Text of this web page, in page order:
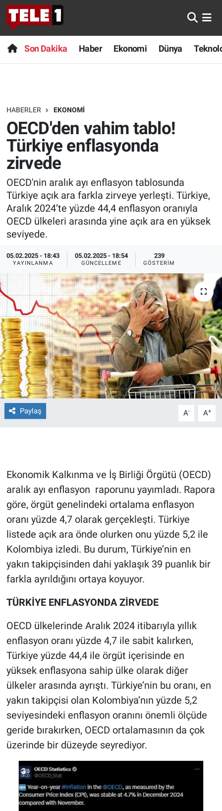
Son Dakika Haber Ekonomi Dünya
HABERLER EKONOMI
OECD'den vahim tablo!
Türkiye enflasyonda
zirvede
OECD'nin aralık ayı enflasyon tablosunda
Türkiye açık ara farkla zirveye yerleşti. Türkiye,
Aralık 2024’te yüzde 44,4 enflasyon oranıyla
OECD ülkeleri arasında yine açık ara en yüksek
seviyede.
05.02.2025 - 18:43
YAYINLANMA
05.02.2025 - 18:54
GÜNCELLEME
239
GÖSTERIM
Paylaş A- A+
Ekonomik Kalkınma ve İş Birliği Örgütü (OECD)
aralık ayı enflasyon raporunu yayımladı. Rapora
göre, örgüt genelindeki ortalama enflasyon
oranı yüzde 4,7 olarak gerçekleşti. Türkiye
listede açık ara önde olurken onu yüzde 5,2 ile
Kolombiya izledi. Bu durum, Türkiye’nin en
yakın takipçisinden dahi yaklaşık 39 puanlık bir
farkla ayrıldığını ortaya koyuyor.
TÜRKİYE ENFLASYONDA ZİRVEDE
OECD ülkelerinde Aralık 2024 itibarıyla yıllık
enflasyon oranı yüzde 4,7 ile sabit kalırken,
Türkiye yüzde 44,4 ile örgüt içerisinde en
yüksek enflasyona sahip ülke olarak diğer
ülkeler arasında ayrıştı. Türkiye’nin bu oranı, en
yakın takipçisi olan Kolombiya’nın yüzde 5,2
seviyesindeki enflasyon oranını önemli ölçüde
geride bırakırken, OECD ortalamasının da çok
üzerinde bir düzeyde seyrediyor.
Anında Manşet
Başka Sohbetler
Bilim turu
Bilim ve Teknoloji Evreni
Doğa Konuşuyor
Dünya
Ege Saati
Ege'den Esintiler
Eğitim
Ekonomi
Forum
Gerçeğin İzinde
Gün Başlıyor
Gün Bitiyor
Gündem Özel
Günün görüntüsü
Haber
İlan
Kimdir
Koronavirüs
Kültür Sanat
Ne demişti
Nedir
Popüler
Programlar
Sağlık
Spor
Teknoloji
Son Dakika
Haber
Dünya
Teknoloji
Sağlık
Spor
Yayın Akışı
İletişim
Nöbetçi Eczaneler
Hava Durumu
Trafik Durumu
Süper Lig Puan Durumu ve Fikstür
Tüm Manşetler
Son Dakika Haberleri
Haber Arşivi